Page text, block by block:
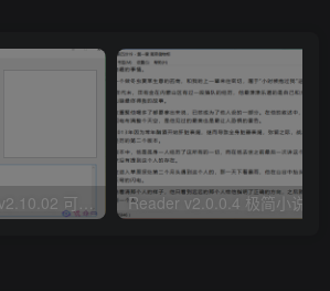
网文小说提取工具v2.10.02 可以自动下载小说 从此不再花钱看小说